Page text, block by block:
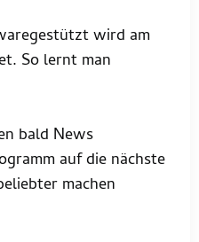
wird am
So lernt man
bald News
auf die nächste
machen